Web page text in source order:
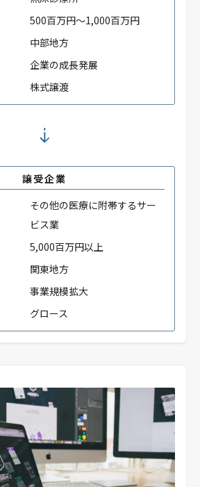
500百万円～1,000百万円
中部地方
企業の成長発展
株式譲渡
譲受企業
その他の医療に附帯するサー
ビス業
5,000百万円以上
関東地方
事業規模拡大
グロース